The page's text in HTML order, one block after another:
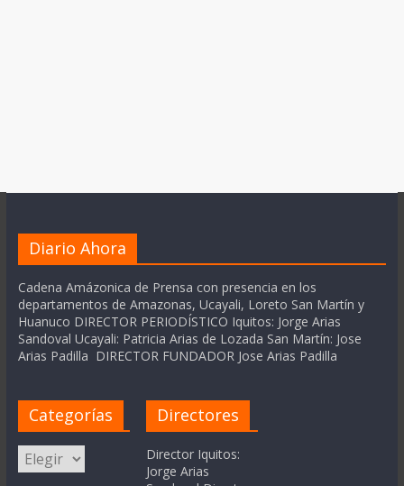
Diario Ahora
Cadena Amázonica de Prensa con presencia en los
departamentos de Amazonas, Ucayali, Loreto San Martín y
Huanuco DIRECTOR PERIODÍSTICO Iquitos: Jorge Arias
Sandoval Ucayali: Patricia Arias de Lozada San Martín: Jose
Arias Padilla DIRECTOR FUNDADOR Jose Arias Padilla
Categorías
Categorías
Directores
Director Iquitos:
Jorge Arias